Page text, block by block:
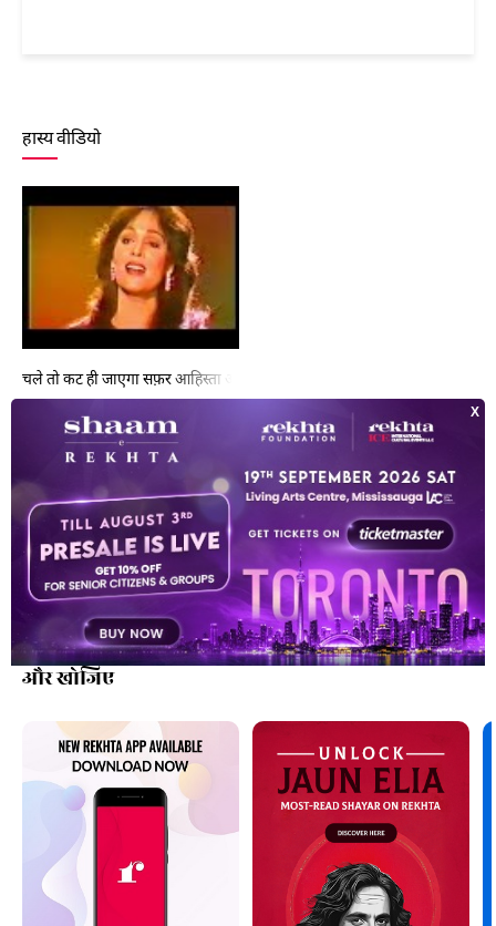
हास्य वीडियो
चले तो कट ही जाएगा सफ़र आहिस्ता आहिस्ता
कलाकारों की सूची
और खोजिए